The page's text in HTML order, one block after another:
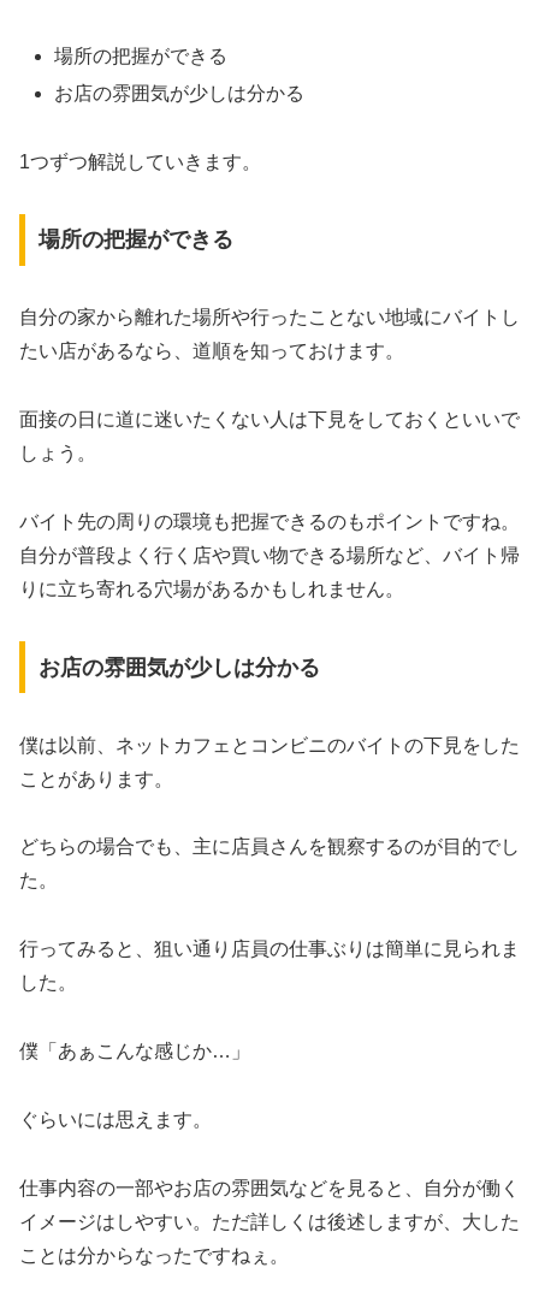
場所の把握ができる
お店の雰囲気が少しは分かる
1つずつ解説していきます。
場所の把握ができる
自分の家から離れた場所や行ったことない地域にバイトし
たい店があるなら、道順を知っておけます。
面接の日に道に迷いたくない人は下見をしておくといいで
しょう。
バイト先の周りの環境も把握できるのもポイントですね。
自分が普段よく行く店や買い物できる場所など、バイト帰
りに立ち寄れる穴場があるかもしれません。
お店の雰囲気が少しは分かる
僕は以前、ネットカフェとコンビニのバイトの下見をした
ことがあります。
どちらの場合でも、主に店員さんを観察するのが目的でし
た。
行ってみると、狙い通り店員の仕事ぶりは簡単に見られま
した。
僕「あぁこんな感じか…」
ぐらいには思えます。
仕事内容の一部やお店の雰囲気などを見ると、自分が働く
イメージはしやすい。ただ詳しくは後述しますが、大した
ことは分からなったですねぇ。